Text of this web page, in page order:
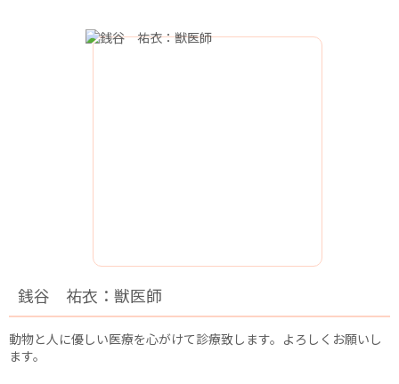
銭谷 祐衣：獣医師
動物と人に優しい医療を心がけて診療致します。よろしくお願いし
ます。